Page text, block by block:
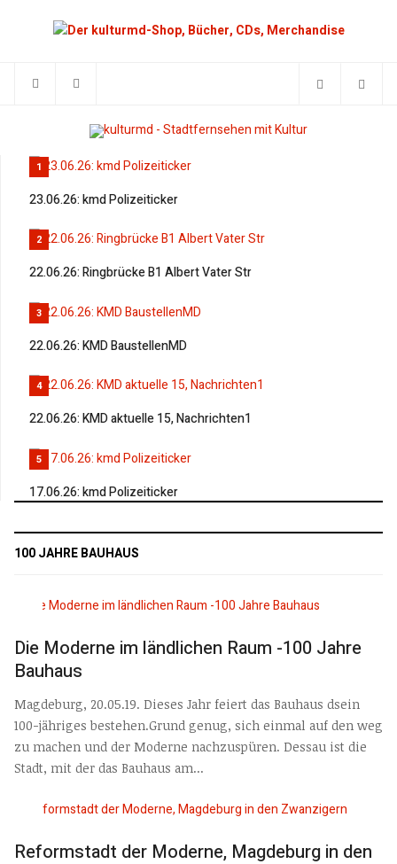
1
23.06.26: kmd Polizeiticker
2
22.06.26: Ringbrücke B1 Albert Vater Str
3
22.06.26: KMD BaustellenMD
4
22.06.26: KMD aktuelle 15, Nachrichten1
5
17.06.26: kmd Polizeiticker
100 JAHRE BAUHAUS
Die Moderne im ländlichen Raum -100 Jahre
Bauhaus
Magdeburg, 20.05.19. Dieses Jahr feiert das Bauhaus dsein
100-jähriges bestehen.Grund genug, sich einmal auf den weg
zu machen und der Moderne nachzuspüren. Dessau ist die
Stadt, mit der das Bauhaus am...
Reformstadt der Moderne, Magdeburg in den